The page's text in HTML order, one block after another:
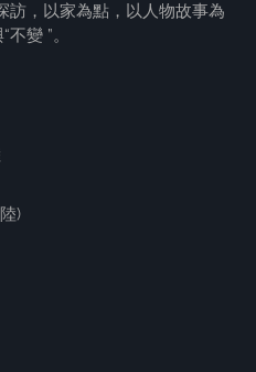
訪，以家為點，以人物故事為
不變 ”。
)